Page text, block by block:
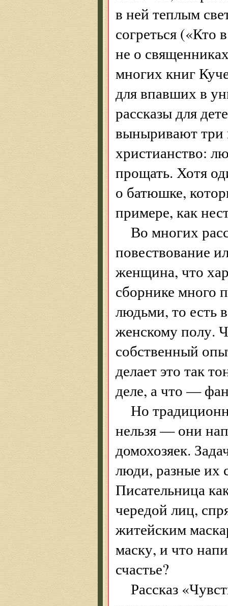
в ней теплым
согреться («Кто
не о
многих книг
для впавших в
рассказы для
выныривают три
христианство:
прощать. Хотя
о батюшке,
примере, как
Во многих
повествование
женщина, что
сборнике много
людьми, то есть
женскому полу.
собственный
делает это так
деле, а что —
Но
нельзя — они
домохозяек.
люди, разные их
Писательница
чередой лиц,
житейским
маску, и что
счастье?
Рассказ